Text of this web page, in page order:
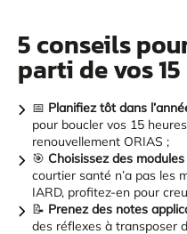
5 conseils
parti de vos
📅 Planifiez tôt dans
pour boucler vos 15
renouvellement ORIAS ;
🎯 Choisissez des
courtier santé n’a pas les
IARD, profitez-en pour
📝 Prenez des notes
des réflexes à transposer